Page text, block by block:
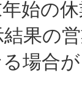
始の
果の
合が